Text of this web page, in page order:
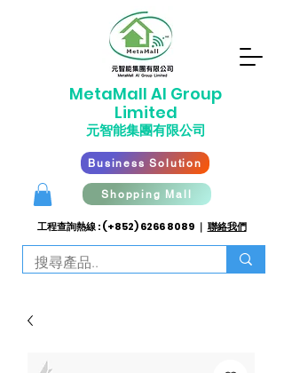
​MetaMall AI Group
Limited
元智能集團有限公司
Business Solution
Shopping Mall
工程查詢熱線 : (+852)6266 8089｜ 聯絡我們